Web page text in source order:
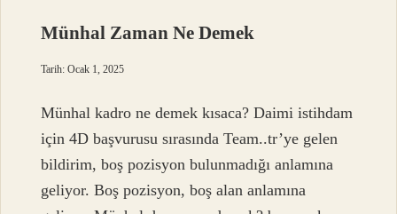
Münhal Zaman Ne Demek
Tarih: Ocak 1, 2025
Münhal kadro ne demek kısaca? Daimi istihdam
için 4D başvurusu sırasında Team..tr’ye gelen
bildirim, boş pozisyon bulunmadığı anlamına
geliyor. Boş pozisyon, boş alan anlamına